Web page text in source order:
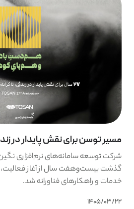
مسیر توسن برای نقش پایدار در زندگی، 27
گذشت بیست‌وهفت سال از آغاز فعالیت،
خدمات و راهکارهای فناورانه شد.
1405/03/22